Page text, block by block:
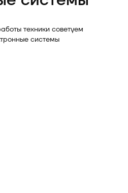
техники советуем
системы